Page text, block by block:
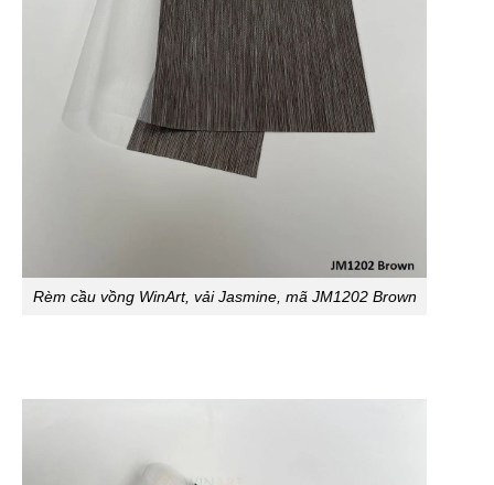
Rèm cầu vồng WinArt, vải Jasmine, mã JM1202 Brown